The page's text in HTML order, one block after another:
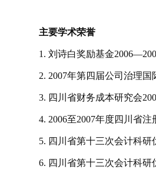
主要学术荣誉
1. 刘诗白奖励基金2006—
2. 2007年第四届公司治理国
3. 四川省财务成本研究会
4. 2006至2007年度四川省注
5. 四川省第十三次会计科研
6. 四川省第十三次会计科研